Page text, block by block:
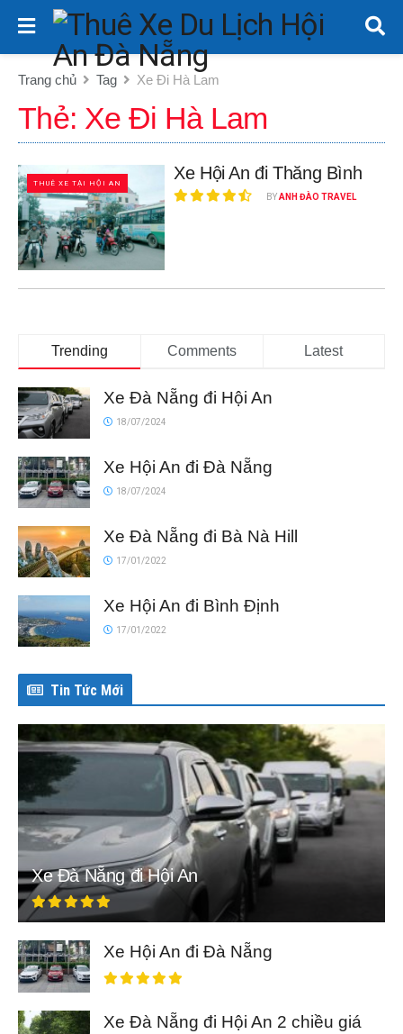
Trang chủ Tag Xe Đi Hà Lam
Thẻ: Xe Đi Hà Lam
THUÊ XE TẠI HỘI AN
Xe Hội An đi Thăng Bình
BYANH ĐÀO TRAVEL
Trending Comments Latest
Xe Đà Nẵng đi Hội An
18/07/2024
Xe Hội An đi Đà Nẵng
18/07/2024
Xe Đà Nẵng đi Bà Nà Hill
17/01/2022
Xe Hội An đi Bình Định
17/01/2022
Tin Tức Mới
Xe Đà Nẵng đi Hội An
Xe Hội An đi Đà Nẵng
Xe Đà Nẵng đi Hội An 2 chiều giá